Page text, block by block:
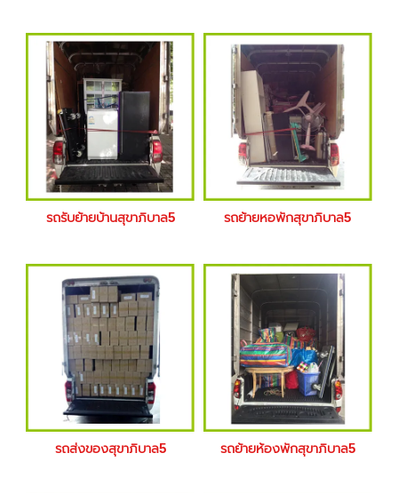
รถรับย้ายบ้านสุขาภิบาล5 รถย้ายหอพักสุขาภิบาล5
รถส่งของสุขาภิบาล5 รถย้ายห้องพักสุขาภิบาล5